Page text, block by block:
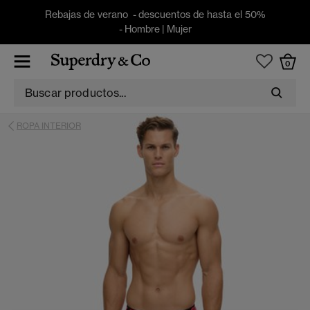
Rebajas de verano - descuentos de hasta el 50%
- Hombre| Mujer
0
ROPA INTERIOR